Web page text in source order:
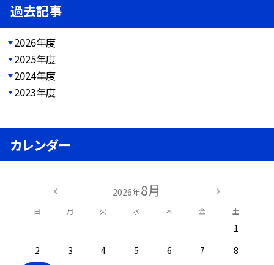
過去記事
2026年度
2025年度
2024年度
2023年度
カレンダー
2026年8月
日 月 火 水 木 金 土
1
2
3 4 5 6 7
8